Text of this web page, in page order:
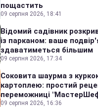
пощастить
09 серпня 2026, 18:41
Відомий садівник
із парканом: ваше
здаватиметься більшим
09 серпня 2026, 17:34
Соковита шаурма з
картоплею: простий
переможниці
09 серпня 2026, 16:36